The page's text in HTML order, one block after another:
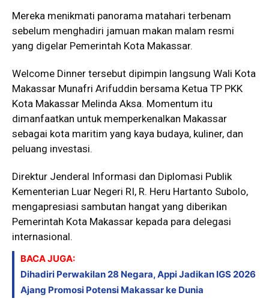
Mereka menikmati panorama matahari terbenam
sebelum menghadiri jamuan makan malam resmi
yang digelar Pemerintah Kota Makassar.
Welcome Dinner tersebut dipimpin langsung Wali Kota
Makassar Munafri Arifuddin bersama Ketua TP PKK
Kota Makassar Melinda Aksa. Momentum itu
dimanfaatkan untuk memperkenalkan Makassar
sebagai kota maritim yang kaya budaya, kuliner, dan
peluang investasi.
Direktur Jenderal Informasi dan Diplomasi Publik
Kementerian Luar Negeri RI, R. Heru Hartanto Subolo,
mengapresiasi sambutan hangat yang diberikan
Pemerintah Kota Makassar kepada para delegasi
internasional.
BACA JUGA:
Dihadiri Perwakilan 28 Negara, Appi Jadikan IGS 2026
Ajang Promosi Potensi Makassar ke Dunia